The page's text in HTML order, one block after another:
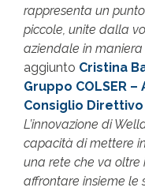
rappresenta un
piccole, unite dalla
aziendale in
aggiunto Cristina
Gruppo COLSER
Consiglio Direttivo
L’innovazione di
capacità di mettere
una rete che va oltre
affrontare insieme le